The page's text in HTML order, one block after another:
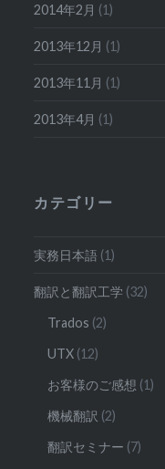
2014年2月 (1)
2013年12月 (1)
2013年11月 (1)
2013年4月 (1)
カテゴリー
実務日本語 (1)
翻訳と翻訳工学 (32)
Trados (2)
UTX (12)
お客様のご感想 (1)
機械翻訳 (2)
翻訳セミナー (7)